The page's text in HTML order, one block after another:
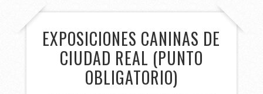
EXPOSICIONES CANINAS DE
CIUDAD REAL (PUNTO
OBLIGATORIO)